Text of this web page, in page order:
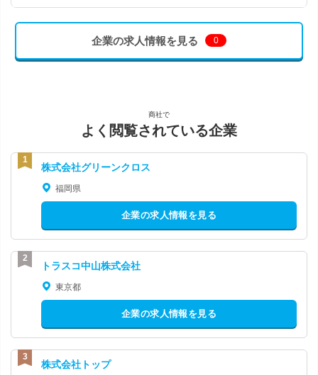
企業の求人情報を見る 0
商社で
よく閲覧されている企業
株式会社グリーンクロス
福岡県
企業の求人情報を見る
トラスコ中山株式会社
東京都
企業の求人情報を見る
株式会社トップ